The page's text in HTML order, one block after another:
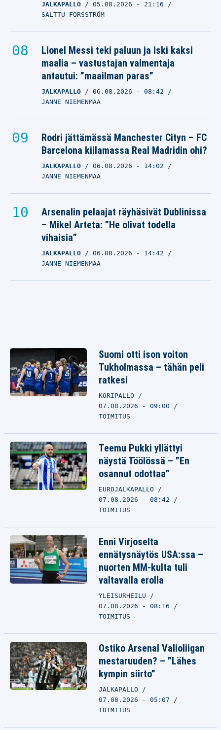
JALKAPALLO 05.08.2026 - 21:16
SALTTU FORSSTRÖM
Lionel Messi teki paluun ja iski kaksi
maalia – vastustajan valmentaja
antautui: ”maailman paras”
JALKAPALLO 06.08.2026 - 08:42
JANNE NIEMENMAA
Rodri jättämässä Manchester Cityn – FC
Barcelona kiilamassa Real Madridin ohi?
JALKAPALLO 06.08.2026 - 14:02
JANNE NIEMENMAA
Arsenalin pelaajat räyhäsivät Dublinissa
– Mikel Arteta: ”He olivat todella
vihaisia”
JALKAPALLO 06.08.2026 - 14:42
JANNE NIEMENMAA
Suomi otti ison voiton
Tukholmassa – tähän peli
ratkesi
KORIPALLO
07.08.2026 - 09:00
TOIMITUS
Teemu Pukki yllättyi
näystä Töölössä – ”En
osannut odottaa”
EUROJALKAPALLO
07.08.2026 - 08:42
TOIMITUS
Enni Virjoselta
ennätysnäytös USA:ssa –
nuorten MM-kulta tuli
valtavalla erolla
YLEISURHEILU
07.08.2026 - 08:16
TOIMITUS
Ostiko Arsenal Valioliigan
mestaruuden? – ”Lähes
kympin siirto”
JALKAPALLO
07.08.2026 - 05:07
TOIMITUS